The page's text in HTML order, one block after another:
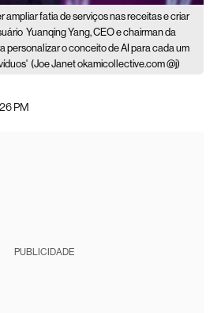
ampliar fatia de serviços nas receitas e criar
Yuanqing Yang, CEO e chairman da
personalizar o conceito de AI para cada um
(Joe Janet okamicollective.com @j)
PM
PUBLICIDADE